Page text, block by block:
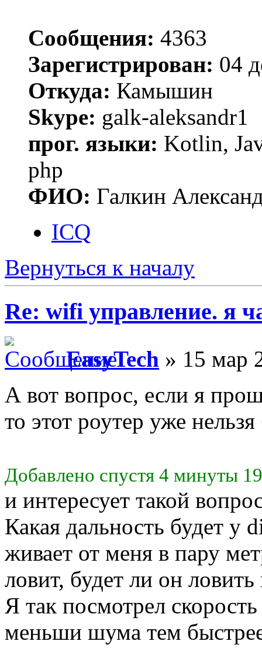
Сообщения: 4363
Зарегистрирован: 04
Откуда: Камышин
Skype: galk-aleksandr1
прог. языки: Kotlin,
php
ФИО: Галкин
ICQ
Вернуться к началу
Re: wifi управление. я
EasyTech » 15 мар
А вот вопрос, если я
то этот роутер уже
Добавлено спустя 4 минуты
и интересует такой
Какая дальность будет у
живает от меня в пару
ловит, будет ли он
Я так посмотрел
меньши шума тем